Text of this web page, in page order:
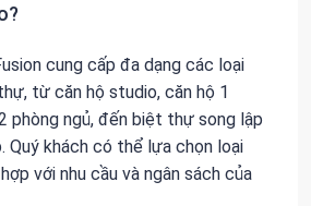
cung cấp đa dạng các loại
từ căn hộ studio, căn hộ 1
phòng ngủ, đến biệt thự song lập
Quý khách có thể lựa chọn loại
với nhu cầu và ngân sách của